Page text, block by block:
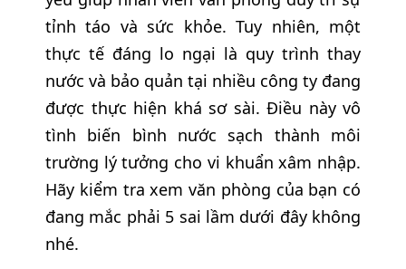
tỉnh táo và sức khỏe. Tuy nhiên, một
thực tế đáng lo ngại là quy trình thay
nước và bảo quản tại nhiều công ty đang
được thực hiện khá sơ sài. Điều này vô
tình biến bình nước sạch thành môi
trường lý tưởng cho vi khuẩn xâm nhập.
Hãy kiểm tra xem văn phòng của bạn có
đang mắc phải 5 sai lầm dưới đây không
nhé.